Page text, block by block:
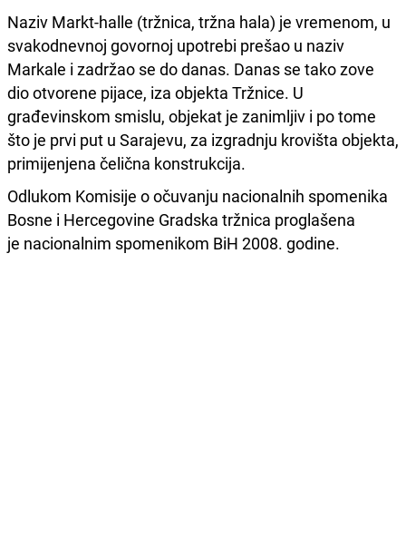
Naziv Markt-halle (tržnica, tržna hala) je vremenom, u
svakodnevnoj govornoj upotrebi prešao u naziv
Markale i zadržao se do danas. Danas se tako zove
dio otvorene pijace, iza objekta Tržnice. U
građevinskom smislu, objekat je zanimljiv i po tome
što je prvi put u Sarajevu, za izgradnju krovišta objekta,
primijenjena čelična konstrukcija.
Odlukom Komisije o očuvanju nacionalnih spomenika
Bosne i Hercegovine Gradska tržnica proglašena
je nacionalnim spomenikom BiH 2008. godine.